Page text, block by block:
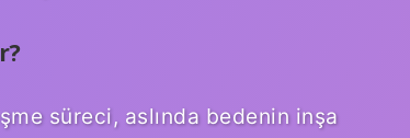
süreci, aslında bedenin inşa